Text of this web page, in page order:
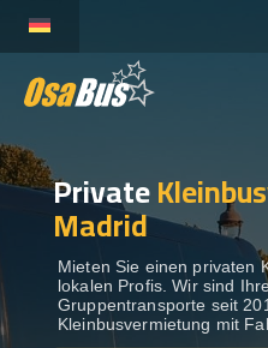
content
BUSVERMIETUNG
REISEZIELE
FLOTTE
Private
Madrid
Mieten Sie einen privaten
lokalen Profis. Wir sind
Gruppentransporte seit
Kleinbusvermietung mit